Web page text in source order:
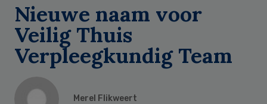
Nieuwe naam voor
Veilig Thuis
Verpleegkundig Team
Merel Flikweert